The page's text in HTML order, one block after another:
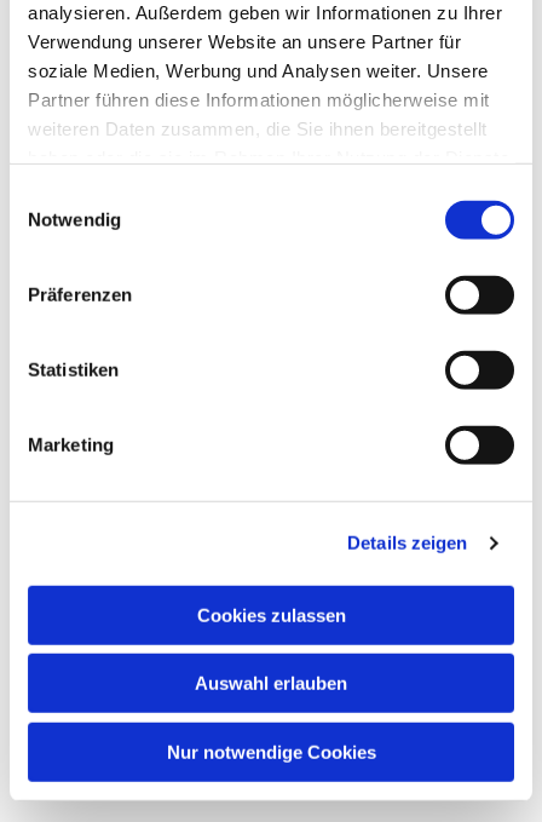
analysieren. Außerdem geben wir Informationen zu Ihrer
Verwendung unserer Website an unsere Partner für
soziale Medien, Werbung und Analysen weiter. Unsere
Partner führen diese Informationen möglicherweise mit
weiteren Daten zusammen, die Sie ihnen bereitgestellt
Notwendig
Präferenzen
Statistiken
Marketing
Details zeigen
Cookies zulassen
Auswahl erlauben
Nur notwendige Cookies